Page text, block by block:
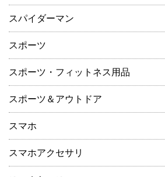
スパイダーマン
スポーツ
スポーツ・フィットネス用品
スポーツ＆アウトドア
スマホ
スマホアクセサリ